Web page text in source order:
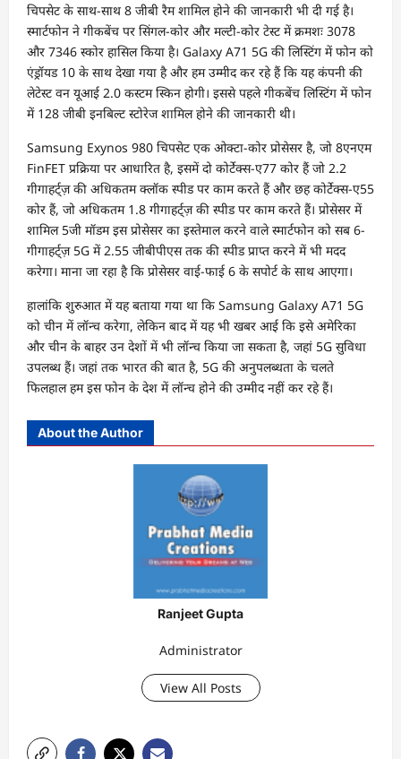
चिपसेट के साथ-साथ 8 जीबी रैम शामिल होने की जानकारी भी दी गई है।
स्मार्टफोन ने गीकबेंच पर सिंगल-कोर और मल्टी-कोर टेस्ट में क्रमशः 3078
और 7346 स्कोर हासिल किया है। Galaxy A71 5G की लिस्टिंग में फोन को
एंड्रॉयड 10 के साथ देखा गया है और हम उम्मीद कर रहे हैं कि यह कंपनी की
लेटेस्ट वन यूआई 2.0 कस्टम स्किन होगी। इससे पहले गीकबेंच लिस्टिंग में फोन
में 128 जीबी इनबिल्ट स्टोरेज शामिल होने की जानकारी थी।
Samsung Exynos 980 चिपसेट एक ओक्टा-कोर प्रोसेसर है, जो 8एनएम
FinFET प्रक्रिया पर आधारित है, इसमें दो कोर्टेक्स-ए77 कोर हैं जो 2.2
गीगाहर्ट्ज़ की अधिकतम क्लॉक स्पीड पर काम करते हैं और छह कोर्टेक्स-ए55
कोर हैं, जो अधिकतम 1.8 गीगाहर्ट्ज़ की स्पीड पर काम करते हैं। प्रोसेसर में
शामिल 5जी मॉडम इस प्रोसेसर का इस्तेमाल करने वाले स्मार्टफोन को सब 6-
गीगाहर्ट्ज़ 5G में 2.55 जीबीपीएस तक की स्पीड प्राप्त करने में भी मदद
करेगा। माना जा रहा है कि प्रोसेसर वाई-फाई 6 के सपोर्ट के साथ आएगा।
हालांकि शुरुआत में यह बताया गया था कि Samsung Galaxy A71 5G
को चीन में लॉन्च करेगा, लेकिन बाद में यह भी खबर आई कि इसे अमेरिका
और चीन के बाहर उन देशों में भी लॉन्च किया जा सकता है, जहां 5G सुविधा
उपलब्ध हैं। जहां तक भारत की बात है, 5G की अनुपलब्धता के चलते
फिलहाल हम इस फोन के देश में लॉन्च होने की उम्मीद नहीं कर रहे हैं।
About the Author
Ranjeet Gupta
Administrator
View All Posts